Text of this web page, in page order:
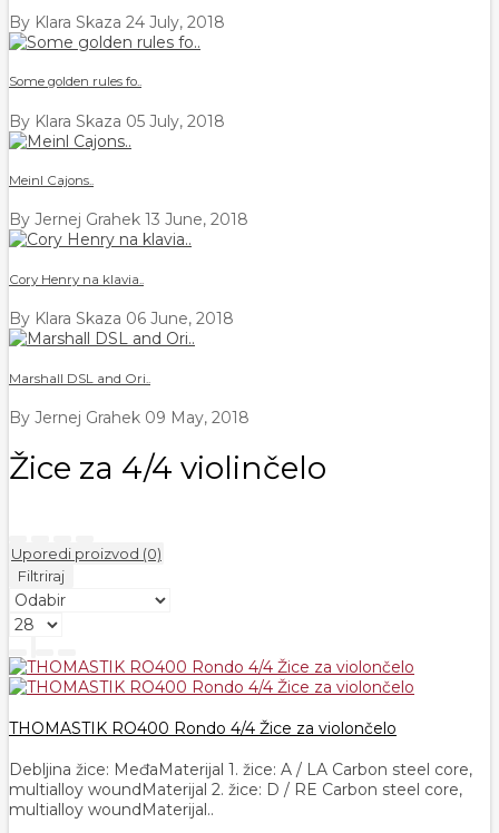
By Klara Skaza 24 July, 2018
Some golden rules fo..
By Klara Skaza 05 July, 2018
Meinl Cajons..
By Jernej Grahek 13 June, 2018
Cory Henry na klavia..
By Klara Skaza 06 June, 2018
Marshall DSL and Ori..
By Jernej Grahek 09 May, 2018
Žice za 4/4 violinčelo
Uporedi proizvod (0)
Filtriraj
THOMASTIK RO400 Rondo 4/4 Žice za violončelo
Debljina žice: MeđaMaterijal 1. žice: A / LA Carbon steel core,
multialloy woundMaterijal 2. žice: D / RE Carbon steel core,
multialloy woundMaterijal..